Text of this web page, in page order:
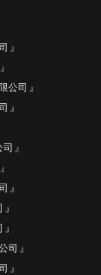
公司
司